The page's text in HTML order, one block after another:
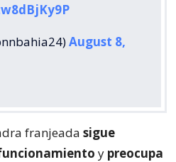
August 8,
franjeada sigue
y preocupa